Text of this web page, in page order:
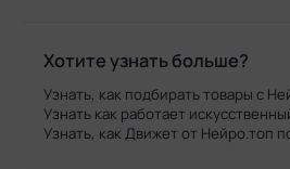
Хотите узнать больше?
Узнать, как подбирать товары с
Узнать как работает
Узнать, как Движет от Нейро.топ